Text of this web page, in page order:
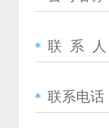
＊ 联 系 人
＊ 联系电话